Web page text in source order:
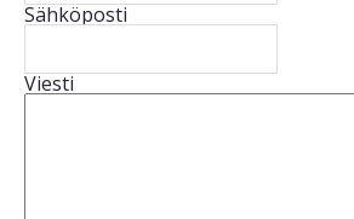
Sähköposti
Viesti